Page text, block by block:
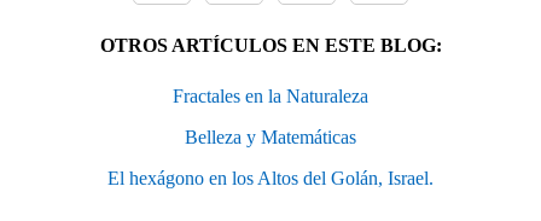
OTROS ARTÍCULOS EN ESTE BLOG:
Fractales en la Naturaleza
Belleza y Matemáticas
El hexágono en los Altos del Golán, Israel.